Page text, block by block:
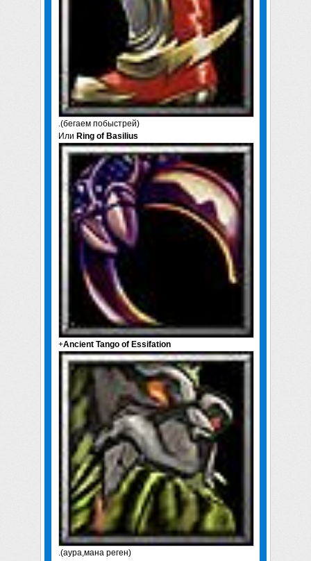
.(бегаем побыстрей)
Или Ring of Basilius
+Ancient Tango of Essifation
.(аура,мана реген)